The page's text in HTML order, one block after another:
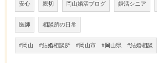
安心 親切 岡山婚活ブログ 婚活シニア
医師 相談所の日常
#岡山 #結婚相談所 #岡山市 #岡山県 #結婚相談